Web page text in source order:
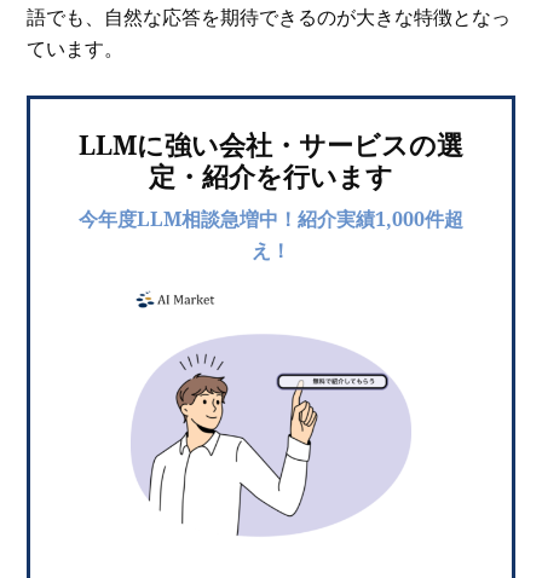
語でも、自然な応答を期待できるのが大きな特徴となっ
ています。
LLMに強い会社・サービスの選
定・紹介を行います
今年度LLM相談急増中！紹介実績1,000件超
え！